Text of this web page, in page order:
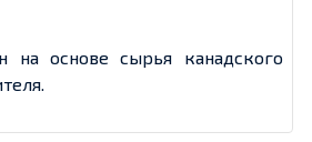
на основе сырья канадского